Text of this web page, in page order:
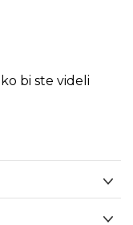
bi ste videli